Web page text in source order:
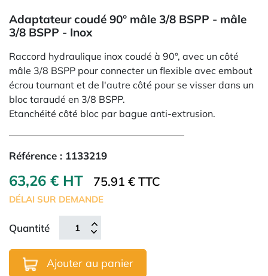
Adaptateur coudé 90° mâle 3/8 BSPP - mâle
3/8 BSPP - Inox
Raccord hydraulique inox coudé à 90°, avec un côté
mâle 3/8 BSPP pour connecter un flexible avec embout
écrou tournant et de l'autre côté pour se visser dans un
bloc taraudé en 3/8 BSPP.
Etanchéité côté bloc par bague anti-extrusion.
Référence : 1133219
63,26 € HT 75.91 € TTC
DÉLAI SUR DEMANDE
Quantité
Ajouter au panier